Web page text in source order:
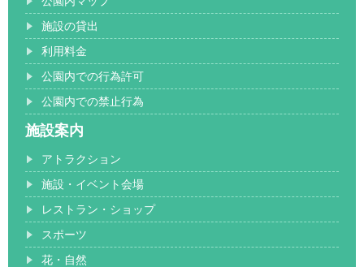
施設の貸出
利用料金
公園内での行為許可
公園内での禁止行為
施設案内
アトラクション
施設・イベント会場
レストラン・ショップ
スポーツ
花・自然